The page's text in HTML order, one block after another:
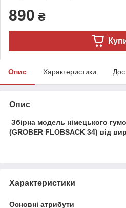
890 ₴
Опис Характеристики
Опис
Збірна модель німецького
(GROBER FLOBSACK 34) від
Характеристики
Основні атрибути